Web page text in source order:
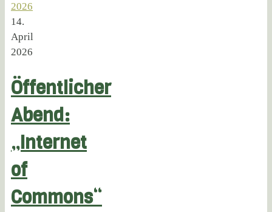
2026
14.
April
2026
Öffentlicher
Abend:
„Internet
of
Commons“